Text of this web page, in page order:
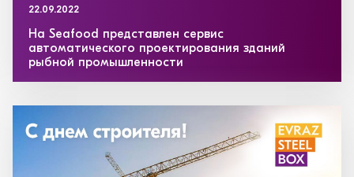
22.09.2022
На Seafood представлен сервис
автоматического проектирования зданий
рыбной промышленности